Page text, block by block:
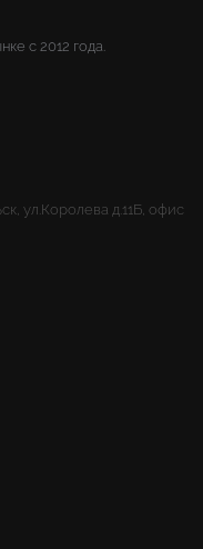
с 2012 года.
ул.Королева д.11Б, офис